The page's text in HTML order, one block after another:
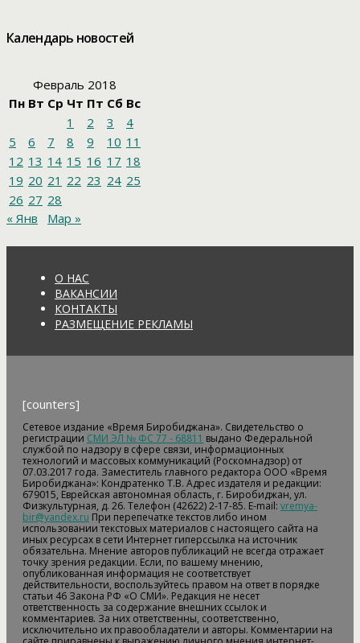
Календарь новостей
Февраль 2018
Пн Вт Ср Чт Пт Сб Вс
1
2 3
4
5
6 7 8 9 10 11
12 13 14 15 16 17 18
19 20 21 22 23 24 25
26 27 28
« Янв
Мар »
О НАС
ВАКАНСИИ
КОНТАКТЫ
РАЗМЕЩЕНИЕ РЕКЛАМЫ
[counters]
Сетевое издание «Время Биробиджана». Свидетельство о
регистрации СМИ ЭЛ № ФС 77 - 68811 выдано Федеральной
службой по надзору в сфере связи, информационных
технологий и массовых коммуникаций (Роскомнадзор) от
07.03.2017 года. Заместитель главного редактора ООО «Время
Биробиджана»: Кондратенко Т.В. Адрес издателя и редакции:
679015, Еврейская автономная область, г. Биробиджан, ул.
Физкультурная, д. 26. Телефон (42622) 2-17-85. E-mail: vremya-
bir@yandex.ru При перепечатке текстов либо ином
использовании текстовых материалов с настоящего сайта на
иных ресурсах в сети Интернет гиперссылка на источник
обязательна. Мнение авторов публикаций не всегда отражает
точку зрения редакции. Если, по вашему мнению,
опубликованная информация не соответствует
действительности, воспользуйтесь правом на ответ в порядке
статьи 46 Закона РФ «О СМИ». Редакция не несет
ответственность за содержание внешних ссылок и
комментариев. За них ответственны, соответственно,
исключительно их правообладатели и авторы. Комментарии на